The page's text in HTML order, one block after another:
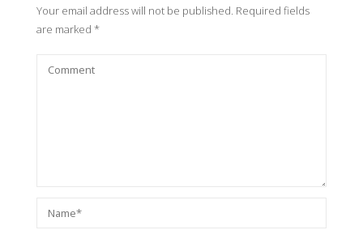
Your email address will not be published. Required fields
are marked *